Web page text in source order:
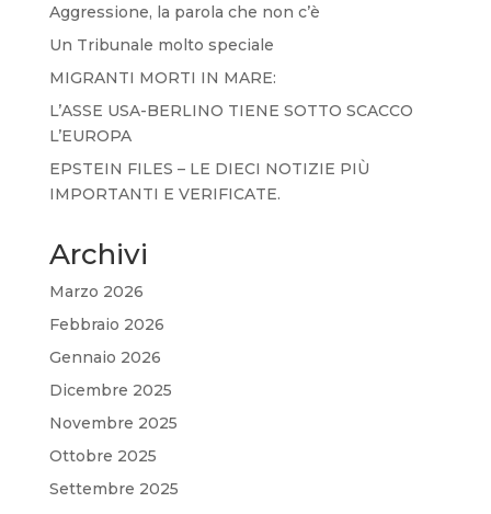
Aggressione, la parola che non c’è
Un Tribunale molto speciale
MIGRANTI MORTI IN MARE:
L’ASSE USA-BERLINO TIENE SOTTO SCACCO
L’EUROPA
EPSTEIN FILES – LE DIECI NOTIZIE PIÙ
IMPORTANTI E VERIFICATE.
Archivi
Marzo 2026
Febbraio 2026
Gennaio 2026
Dicembre 2025
Novembre 2025
Ottobre 2025
Settembre 2025